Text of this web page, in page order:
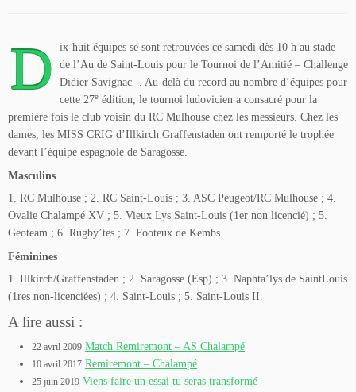
D
ix-huit équipes se sont retrouvées ce samedi dès 10 h au stade
de l’Au de Saint-Louis pour le Tournoi de l’Amitié – Challenge
Didier Savignac -. Au-delà du record au nombre d’équipes pour
cette 27e édition, le tournoi ludovicien a consacré pour la
première fois le club voisin du RC Mulhouse chez les messieurs. Chez les
dames, les MISS CRIG d’Illkirch Graffenstaden ont remporté le trophée
devant l’équipe espagnole de Saragosse.
Masculins
1. RC Mulhouse ; 2. RC Saint-Louis ; 3. ASC Peugeot/RC Mulhouse ; 4.
Ovalie Chalampé XV ; 5. Vieux Lys Saint-Louis (1er non licencié) ; 5.
Geoteam ; 6. Rugby’tes ; 7. Footeux de Kembs.
Féminines
1. Illkirch/Graffenstaden ; 2. Saragosse (Esp) ; 3. Naphta’lys de SaintLouis
(1res non-licenciées) ; 4. Saint-Louis ; 5. Saint-Louis II.
A lire aussi :
22 avril 2009 Match Remiremont – AS Chalampé
10 avril 2017 Remiremont – Chalampé
25 juin 2019 Viens faire un essai tu seras transformé